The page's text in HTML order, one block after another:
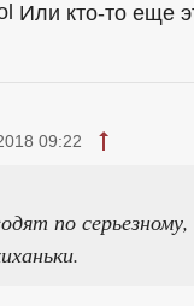
Или кто-то еще
09:22
по